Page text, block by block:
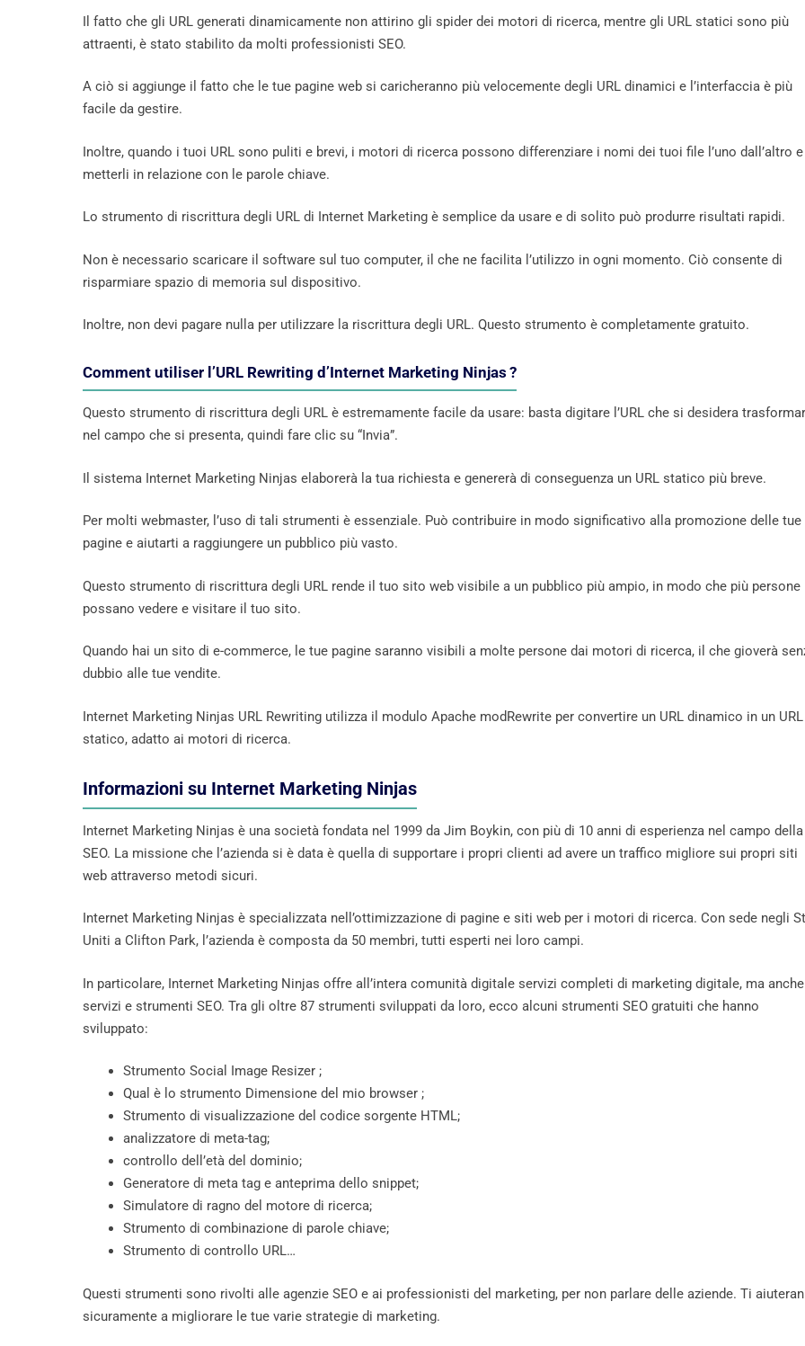
Il fatto che gli URL generati dinamicamente non attirino gli spider dei motori di ricerca, mentre gli URL statici sono più
attraenti, è stato stabilito da molti professionisti SEO.
A ciò si aggiunge il fatto che le tue pagine web si caricheranno più velocemente degli URL dinamici e l’interfaccia è più
facile da gestire.
Inoltre, quando i tuoi URL sono puliti e brevi, i motori di ricerca possono differenziare i nomi dei tuoi file l’uno dall’altro e
metterli in relazione con le parole chiave.
Lo strumento di riscrittura degli URL di Internet Marketing è semplice da usare e di solito può produrre risultati rapidi.
Non è necessario scaricare il software sul tuo computer, il che ne facilita l’utilizzo in ogni momento. Ciò consente di
risparmiare spazio di memoria sul dispositivo.
Inoltre, non devi pagare nulla per utilizzare la riscrittura degli URL. Questo strumento è completamente gratuito.
Comment utiliser l’URL Rewriting d’Internet Marketing Ninjas ?
Questo strumento di riscrittura degli URL è estremamente facile da usare: basta digitare l’URL che si desidera
nel campo che si presenta, quindi fare clic su “Invia”.
Il sistema Internet Marketing Ninjas elaborerà la tua richiesta e genererà di conseguenza un URL statico più breve.
Per molti webmaster, l’uso di tali strumenti è essenziale. Può contribuire in modo significativo alla promozione delle tue
pagine e aiutarti a raggiungere un pubblico più vasto.
Questo strumento di riscrittura degli URL rende il tuo sito web visibile a un pubblico più ampio, in modo che più persone
possano vedere e visitare il tuo sito.
Quando hai un sito di e-commerce, le tue pagine saranno visibili a molte persone dai motori di ricerca, il che gioverà
dubbio alle tue vendite.
Internet Marketing Ninjas URL Rewriting utilizza il modulo Apache modRewrite per convertire un URL dinamico in un URL
statico, adatto ai motori di ricerca.
Informazioni su Internet Marketing Ninjas
Internet Marketing Ninjas è una società fondata nel 1999 da Jim Boykin, con più di 10 anni di esperienza nel campo della
SEO. La missione che l’azienda si è data è quella di supportare i propri clienti ad avere un traffico migliore sui propri siti
web attraverso metodi sicuri.
Internet Marketing Ninjas è specializzata nell’ottimizzazione di pagine e siti web per i motori di ricerca. Con sede negli
Uniti a Clifton Park, l’azienda è composta da 50 membri, tutti esperti nei loro campi.
In particolare, Internet Marketing Ninjas offre all’intera comunità digitale servizi completi di marketing digitale, ma anche
servizi e strumenti SEO. Tra gli oltre 87 strumenti sviluppati da loro, ecco alcuni strumenti SEO gratuiti che hanno
sviluppato:
Strumento Social Image Resizer ;
Qual è lo strumento Dimensione del mio browser ;
Strumento di visualizzazione del codice sorgente HTML;
analizzatore di meta-tag;
controllo dell’età del dominio;
Generatore di meta tag e anteprima dello snippet;
Simulatore di ragno del motore di ricerca;
Strumento di combinazione di parole chiave;
Strumento di controllo URL…
Questi strumenti sono rivolti alle agenzie SEO e ai professionisti del marketing, per non parlare delle aziende. Ti
sicuramente a migliorare le tue varie strategie di marketing.